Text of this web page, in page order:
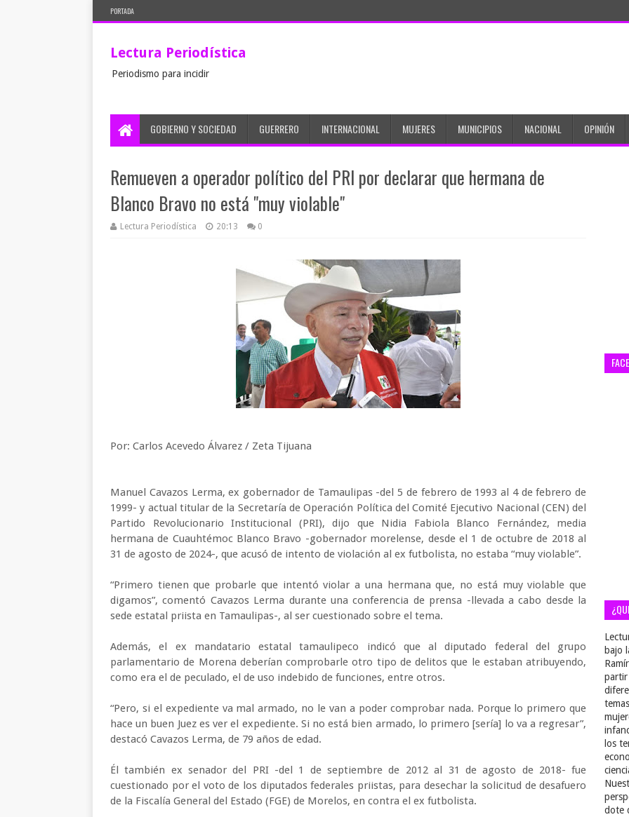
PORTADA
Lectura Periodística
Periodismo para incidir
GOBIERNO Y SOCIEDAD GUERRERO INTERNACIONAL MUJERES MUNICIPIOS NACIONAL OPINIÓN
Remueven a operador político del PRI por declarar que hermana de
Blanco Bravo no está "muy violable"
Lectura Periodística 20:13 0
Por: Carlos Acevedo Álvarez / Zeta Tijuana
Manuel Cavazos Lerma, ex gobernador de Tamaulipas -del 5 de febrero de 1993 al 4 de febrero de
1999- y actual titular de la Secretaría de Operación Política del Comité Ejecutivo Nacional (CEN) del
Partido Revolucionario Institucional (PRI), dijo que Nidia Fabiola Blanco Fernández, media
hermana de Cuauhtémoc Blanco Bravo -gobernador morelense, desde el 1 de octubre de 2018 al
31 de agosto de 2024-, que acusó de intento de violación al ex futbolista, no estaba “muy violable”.
“Primero tienen que probarle que intentó violar a una hermana que, no está muy violable que
digamos”, comentó Cavazos Lerma durante una conferencia de prensa -llevada a cabo desde la
sede estatal priista en Tamaulipas-, al ser cuestionado sobre el tema.
Además, el ex mandatario estatal tamaulipeco indicó que al diputado federal del grupo
parlamentario de Morena deberían comprobarle otro tipo de delitos que le estaban atribuyendo,
como era el de peculado, el de uso indebido de funciones, entre otros.
“Pero, si el expediente va mal armado, no le van a poder comprobar nada. Porque lo primero que
hace un buen Juez es ver el expediente. Si no está bien armado, lo primero [sería] lo va a regresar”,
destacó Cavazos Lerma, de 79 años de edad.
Él también ex senador del PRI -del 1 de septiembre de 2012 al 31 de agosto de 2018- fue
cuestionado por el voto de los diputados federales priistas, para desechar la solicitud de desafuero
de la Fiscalía General del Estado (FGE) de Morelos, en contra el ex futbolista.
bajo
partir
los
dote